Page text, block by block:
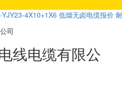
4X10+1X6 低烟无卤电缆报价
线电缆有限公